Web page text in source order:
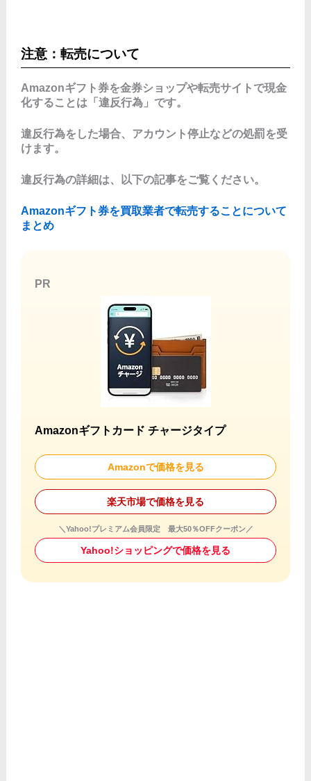
注意：転売について
Amazonギフト券を金券ショップや転売サイトで現金
化することは「違反行為」です。
違反行為をした場合、アカウント停止などの処罰を受
けます。
違反行為の詳細は、以下の記事をご覧ください。
Amazonギフト券を買取業者で転売することについて
まとめ
PR
Amazonギフトカード チャージタイプ
Amazonで価格を見る
楽天市場で価格を見る
＼Yahoo!プレミアム会員限定 最大50％OFFクーポン／
Yahoo!ショッピングで価格を見る